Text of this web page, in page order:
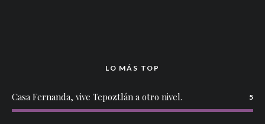
LO MÁS TOP
Casa Fernanda, vive Tepoztlán a otro nivel. 5